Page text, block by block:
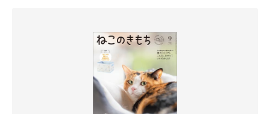
ここからは、具体的な抱っこの仕方をご紹介します。
抱っこの前に――猫のそばに腰をおろしてリラックス